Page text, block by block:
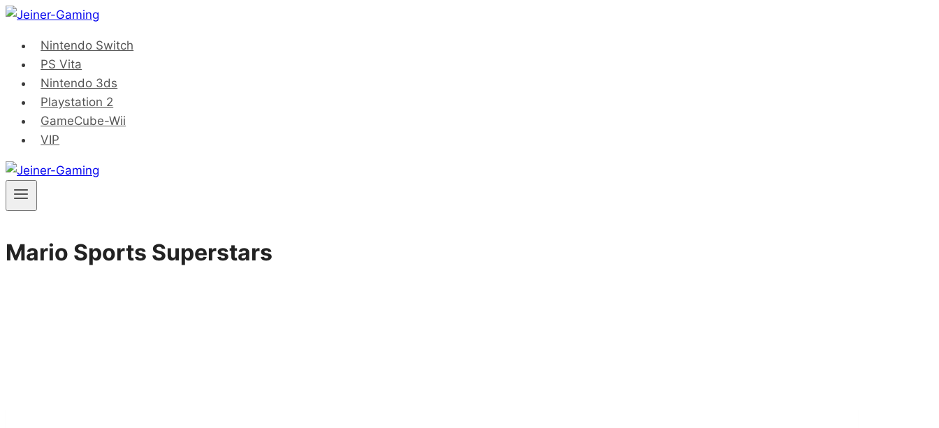
Saltar
contenidoNintendo Switch
PS Vita
Nintendo 3ds
Playstation 2
GameCube-Wii
VIP
Mario Sports Superstars